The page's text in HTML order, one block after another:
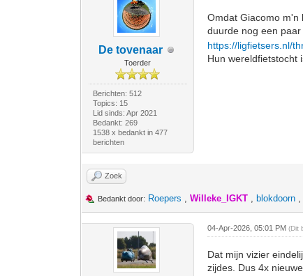
De tovenaar
Toerder
Berichten: 512
Topics: 15
Lid sinds: Apr 2021
Bedankt: 269
1538 x bedankt in 477
berichten
Omdat Giacomo m'n
duurde nog een
https://ligfietsers.nl/
Hun wereldfietstocht
Zoek
Bedankt door: Roepers ,Willeke_IGKT , blokdoorn
04-Apr-2026, 05:01 PM(Dit
Dat mijn vizier
zijdes. Dus 4x